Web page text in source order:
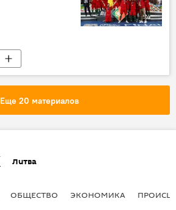
Еще 20 материалов
Литва
ОБЩЕСТВО ЭКОНОМИКА